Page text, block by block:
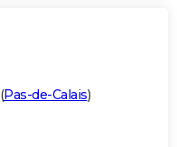
(Pas-de-Calais)